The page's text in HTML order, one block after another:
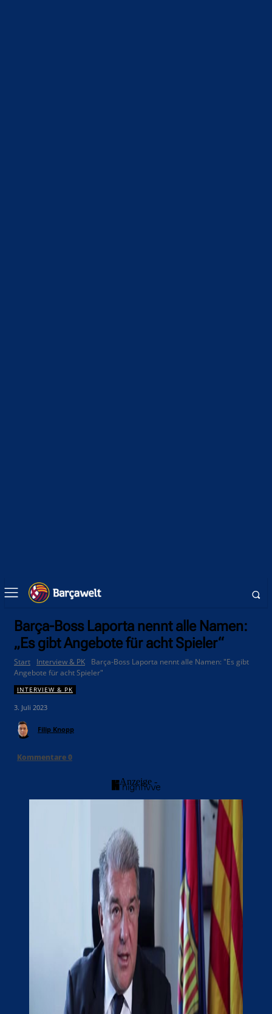
Barça-Boss Laporta nennt alle Namen:
„Es gibt Angebote für acht Spieler“
Start Interview & PK
Barça-Boss Laporta nennt alle Namen: "Es gibt
Angebote für acht Spieler"
INTERVIEW & PK
3. Juli 2023
Filip Knopp
Kommentare0
- Anzeige -